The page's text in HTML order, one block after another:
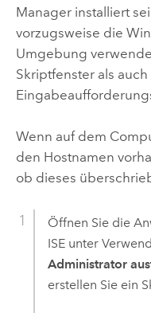
Manager installiert
vorzugsweise die
Umgebung
Skriptfenster als auch
Wenn auf dem
den Hostnamen
ob dieses
Öffnen Sie die
ISE unter
Administrator
erstellen Sie ein